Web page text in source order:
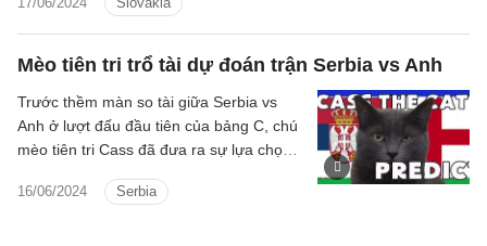
Mèo tiên tri trổ tài dự đoán trận Serbia vs Anh
16/06/2024 Serbia
Trước thềm màn so tài giữa Serbia vs
Anh ở lượt đấu đầu tiên của bảng C, chú
mèo tiên tri Cass đã đưa ra sự lựa chọn